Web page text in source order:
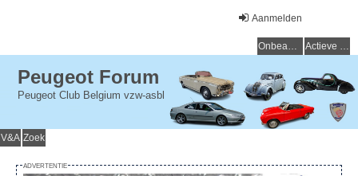
Aanmelden
Onbeantwoorde onderwerpen Actieve onderwerpen
Peugeot Forum
Peugeot Club Belgium vzw-asbl
V&A Zoek
ADVERTENTIE